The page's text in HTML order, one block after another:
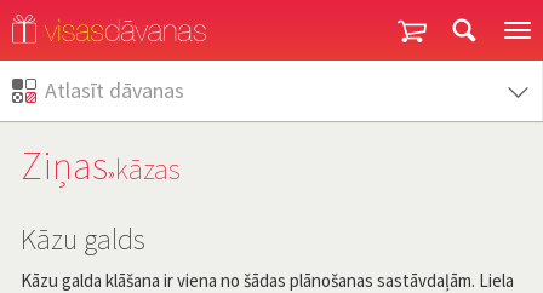
Atlasīt dāvanas
Ziņas»kāzas
Kāzu galds
Kāzu galda klāšana ir viena no šādas plānošanas sastāvdaļām. Liela